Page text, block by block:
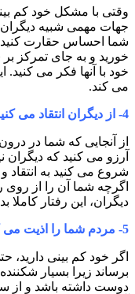
وقتی با مشکل خود کم
جهات مهمی شبیه
شما احساس حقارت
خورید و به جای تمرکز
خود با آنها فکر می
می کند.
4- از دیگران انتقاد می
از آنجایی که شما در
آرزو می کنید که دیگران
شروع می کنید به
اگرچه شما آن را از روی
دیگران، این رفتار
5- مردم شما را اذیت می
اگر خود کم بینی دارید،
برساند زیرا بسیار
دوست داشته باشد و از